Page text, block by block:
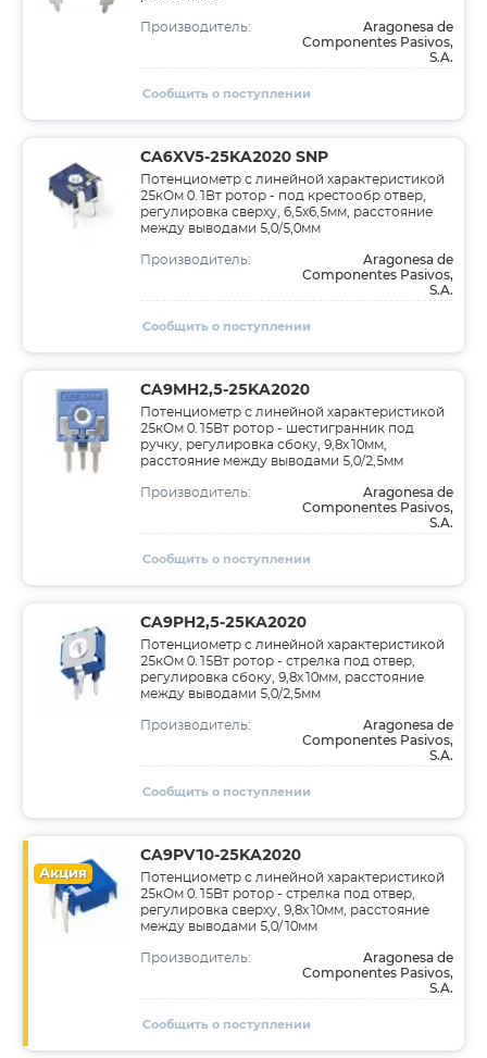
Производитель:
Aragonesa de
Componentes Pasivos,
S.A.
Сообщить о поступлении
CA6XV5-25KA2020 SNP
Потенциометр с линейной характеристикой
25кОм 0.1Вт ротор - под крестообр отвер,
регулировка сверху, 6,5x6,5мм, расстояние
между выводами 5,0/5,0мм
Производитель:
Aragonesa de
Componentes Pasivos,
S.A.
Сообщить о поступлении
CA9MH2,5-25KA2020
Потенциометр с линейной характеристикой
25кОм 0.15Вт ротор - шестигранник под
ручку, регулировка сбоку, 9,8x10мм,
расстояние между выводами 5,0/2,5мм
Производитель:
Aragonesa de
Componentes Pasivos,
S.A.
Сообщить о поступлении
CA9PH2,5-25KA2020
Потенциометр с линейной характеристикой
25кОм 0.15Вт ротор - стрелка под отвер,
регулировка сбоку, 9,8x10мм, расстояние
между выводами 5,0/2,5мм
Производитель:
Aragonesa de
Componentes Pasivos,
S.A.
Сообщить о поступлении
Акция
CA9PV10-25KA2020
Потенциометр с линейной характеристикой
25кОм 0.15Вт ротор - стрелка под отвер,
регулировка сверху, 9,8x10мм, расстояние
между выводами 5,0/10мм
Производитель:
Aragonesa de
Componentes Pasivos,
S.A.
Сообщить о поступлении